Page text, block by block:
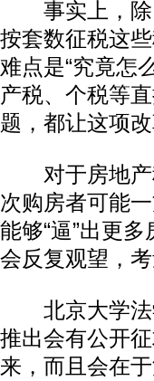
事实上，除
按套数征税这
难点是“究竟怎
产税、个税等
题，都让这项改
对于房地产
次购房者可能
能够“逼”出更
会反复观望，
北京大学法
推出会有公开
来，而且会在